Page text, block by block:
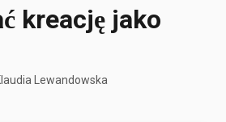
kreację jako
Lewandowska